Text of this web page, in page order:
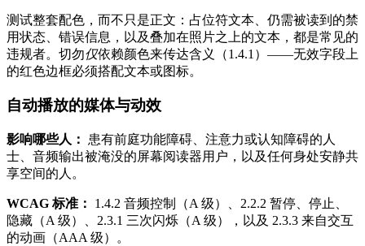
测试整套配色，而不只是正文：占位符文本、仍需被读到的禁
用状态、错误信息，以及叠加在照片之上的文本，都是常见的
违规者。切勿仅依赖颜色来传达含义（1.4.1）——无效字段上
的红色边框必须搭配文本或图标。
自动播放的媒体与动效
影响哪些人：
患有前庭功能障碍、注意力或认知障碍的人
士、音频输出被淹没的屏幕阅读器用户，以及任何身处安静共
享空间的人。
WCAG 标准：
1.4.2 音频控制（A 级）、2.2.2 暂停、停止、
隐藏（A 级）、2.3.1 三次闪烁（A 级），以及 2.3.3 来自交互
的动画（AAA 级）。